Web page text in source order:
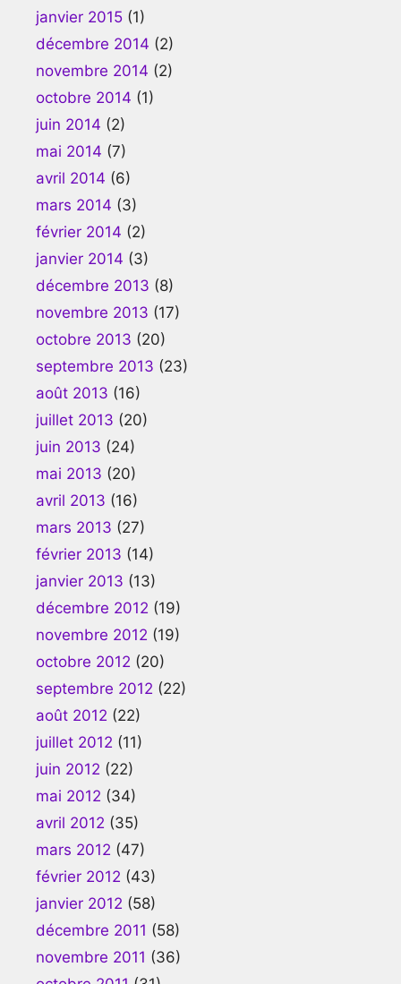
janvier 2015 (1)
décembre 2014 (2)
novembre 2014 (2)
octobre 2014 (1)
juin 2014 (2)
mai 2014 (7)
avril 2014 (6)
mars 2014 (3)
février 2014 (2)
janvier 2014 (3)
décembre 2013 (8)
novembre 2013 (17)
octobre 2013 (20)
septembre 2013 (23)
août 2013 (16)
juillet 2013 (20)
juin 2013 (24)
mai 2013 (20)
avril 2013 (16)
mars 2013 (27)
février 2013 (14)
janvier 2013 (13)
décembre 2012 (19)
novembre 2012 (19)
octobre 2012 (20)
septembre 2012 (22)
août 2012 (22)
juillet 2012 (11)
juin 2012 (22)
mai 2012 (34)
avril 2012 (35)
mars 2012 (47)
février 2012 (43)
janvier 2012 (58)
décembre 2011 (58)
novembre 2011 (36)